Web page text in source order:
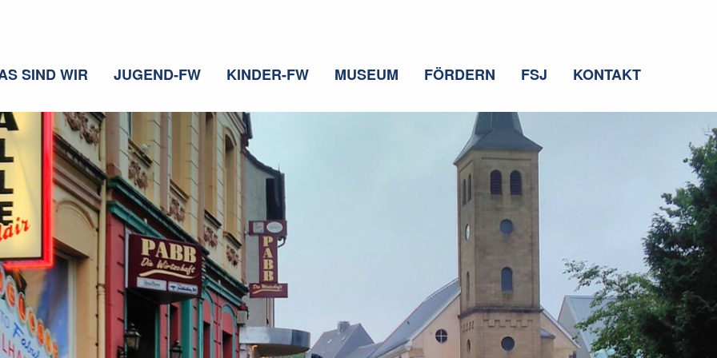
SIND WIR JUGEND-FW KINDER-FW MUSEUM FÖRDERN FSJ KONTAKT